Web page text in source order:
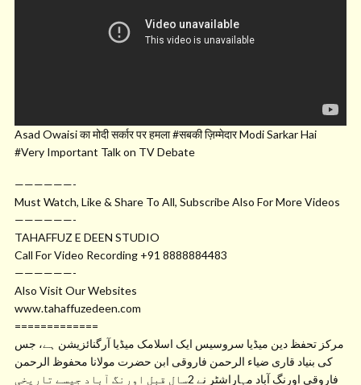
Asad Owaisi का मोदी सर्कार पर हमला #सबकी ज़िम्मेदार Modi Sarkar Hai
#Very Important Talk on TV Debate
——————-
Must Watch, Like & Share To All, Subscribe Also For More Videos
——————-
TAHAFFUZ E DEEN STUDIO
Call For Video Recording +91 8888884483
——————-
Also Visit Our Websites
www.tahaffuzedeen.com
=============
مرکز تحفظ دین میڈیا سروسیس ایک اسلامک میڈیا آرگنائزیشن ہے، جس
کی بنیاد قاری ضیاء الرحمن فاروقی ابن حضرت مولانا محفوظ الرحمن
فاروقی اورنگ آباد مہاراشٹر نے 2سال قبل اورنگ آباد جیسے تاریخی